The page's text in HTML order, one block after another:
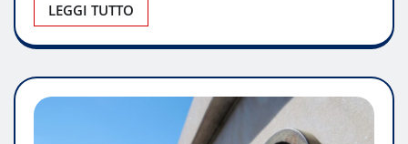
LEGGI TUTTO